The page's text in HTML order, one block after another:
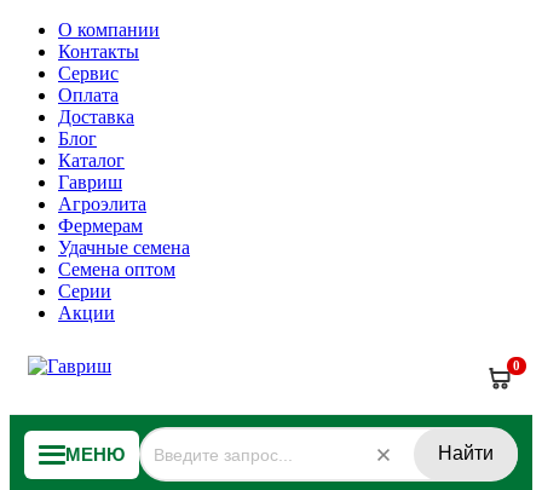
О компании
Контакты
Сервис
Оплата
Доставка
Блог
Каталог
Гавриш
Агроэлита
Фермерам
Удачные семена
Семена оптом
Серии
Акции
0
МЕНЮ Найти